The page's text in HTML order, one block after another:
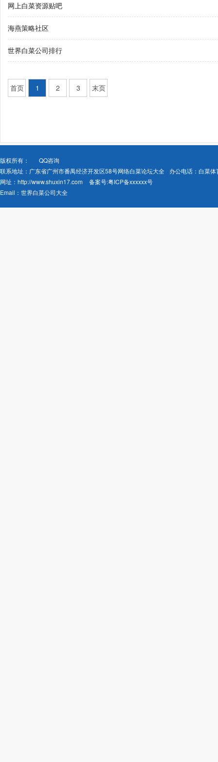
网上白菜资源贴吧
海燕策略社区
世界白菜公司排行
首页 1 2 3 末页
版权所有：
QQ咨询
联系地址：广东省广州市番禺经济开发区58号网络白菜论坛大全
办公电话：白菜
网址： http://www.shuxin17.com 备案号:粤ICP备xxxxxx号
Email： 世界白菜公司大全